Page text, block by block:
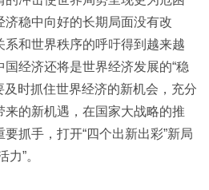
稳中向好的长期局面没有改
和世界秩序的呼吁得到越来越
经济还将是世界经济发展的“稳
及时抓住世界经济的新机会，充分
的新机遇，在国家大战略的推
抓手，打开“四个出新出彩”新局
”。